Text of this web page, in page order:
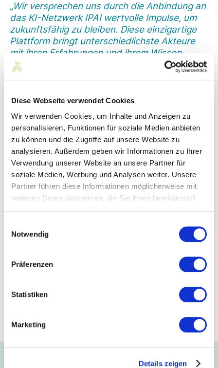
Diese Webseite verwendet Cookies
Wir verwenden Cookies, um Inhalte und Anzeigen zu
personalisieren, Funktionen für soziale Medien anbieten
zu können und die Zugriffe auf unsere Website zu
analysieren. Außerdem geben wir Informationen zu Ihrer
Verwendung unserer Website an unsere Partner für
soziale Medien, Werbung und Analysen weiter. Unsere
Partner führen diese Informationen möglicherweise mit
weiteren Daten zusammen, die Sie ihnen bereitgestellt
Notwendig
Präferenzen
Statistiken
Marketing
Details zeigen
„Wir versprechen uns durch die Anbindung an
das KI-Netzwerk IPAI wertvolle Impulse, um
zukunftsfähig zu bleiben. Diese einzigartige
Plattform bringt unterschiedlichste Akteure
mit ihren Erfahrungen und ihrem Wissen
zusammen. Im Netzwerk können mit großer
Dynamik neue Ideen, Projekte oder auch
Anforderungen generiert werden. Denn eines
ist klar - Künstliche Intelligenz ist DIE
Schlüsseltechnologie der Zukunft“
Der Innovationspark für Künstliche Intelligenz (IPAI) in
Heilbronn (www.ip.ai) versteht sich als Innovationsplattform
für angewandte KI und deutsches Leuchtturmprojekt mit
internationaler Strahlkraft. Das Zentrum soll die gesamte
Wertschöpfungskette der KI, von der Qualifizierung von
Fachkräften bis zur Anwendung ethisch
verantwortungsbewusster KI, abbilden. Das Ziel ist es, durch
Unabhängigkeit und Wettbewerbsfähigkeit Deutschlands in